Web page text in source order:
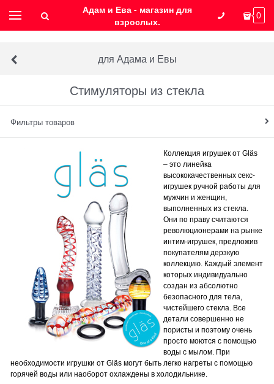
Адам и Ева - магазин для
взрослых.
0
для Адама и Евы
Стимуляторы из стекла
Фильтры товаров
Коллекция игрушек от Gläs
– это линейка
высококачественных секс-
игрушек ручной работы для
мужчин и женщин,
выполненных из стекла.
Они по праву считаются
революционерами на рынке
интим-игрушек, предложив
покупателям дерзкую
коллекцию. Каждый элемент
которых индивидуально
создан из абсолютно
безопасного для тела,
чистейшего стекла. Все
детали совершенно не
пористы и поэтому очень
просто моются с помощью
воды с мылом. При
необходимости игрушки от Gläs могут быть легко нагреты с помощью
горячей воды или наоборот охлаждены в холодильнике.